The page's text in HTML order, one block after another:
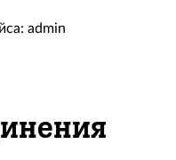
admin